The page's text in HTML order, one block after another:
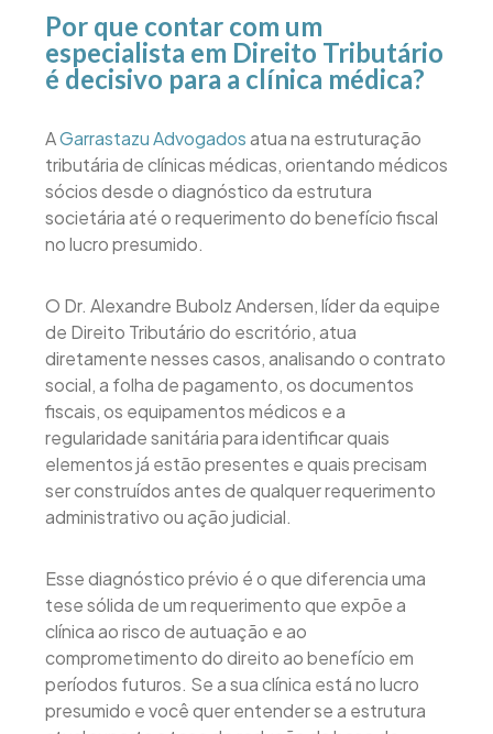
Por que contar com um
especialista em Direito Tributário
é decisivo para a clínica médica?
AGarrastazu Advogadosatua na estruturação
tributária de clínicas médicas, orientando médicos
sócios desde o diagnóstico da estrutura
societária até o requerimento do benefício fiscal
no lucro presumido.
O Dr. Alexandre Bubolz Andersen, líder da equipe
de Direito Tributário do escritório, atua
diretamente nesses casos, analisando o contrato
social, a folha de pagamento, os documentos
fiscais, os equipamentos médicos e a
regularidade sanitária para identificar quais
elementos já estão presentes e quais precisam
ser construídos antes de qualquer requerimento
administrativo ou ação judicial.
Esse diagnóstico prévio é o que diferencia uma
tese sólida de um requerimento que expõe a
clínica ao risco de autuação e ao
comprometimento do direito ao benefício em
períodos futuros. Se a sua clínica está no lucro
presumido e você quer entender se a estrutura